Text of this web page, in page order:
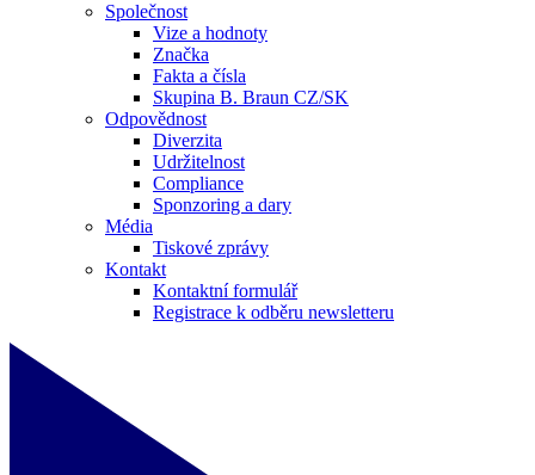
Společnost
Vize a hodnoty
Značka
Fakta a čísla
Skupina B. Braun CZ/SK
Odpovědnost
Diverzita
Udržitelnost
Compliance
Sponzoring a dary
Média
Tiskové zprávy
Kontakt
Kontaktní formulář
Registrace k odběru newsletteru